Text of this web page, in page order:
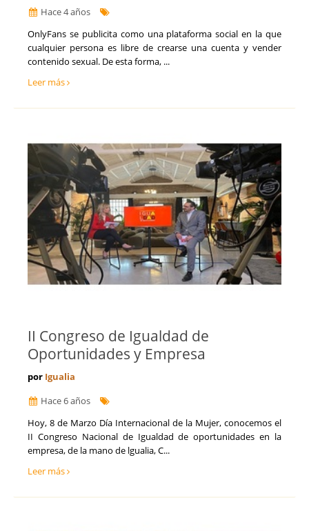
Hace 4 años
OnlyFans se publicita como una plataforma social en la que
cualquier persona es libre de crearse una cuenta y vender
contenido sexual. De esta forma, ...
Leer más
II Congreso de Igualdad de
Oportunidades y Empresa
por Igualia
Hace 6 años
Hoy, 8 de Marzo Día Internacional de la Mujer, conocemos el
II Congreso Nacional de Igualdad de oportunidades en la
empresa, de la mano de lgualia, C...
Leer más